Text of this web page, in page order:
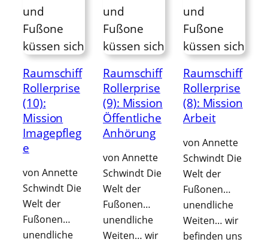
Raumschiff
Rollerprise
(10):
Mission
Imagepfleg
e
von Annette
Schwindt Die
Welt der
Fußonen…
unendliche
Raumschiff
Rollerprise
(9): Mission
Öffentliche
Anhörung
von Annette
Schwindt Die
Welt der
Fußonen…
unendliche
Weiten… wir
Raumschiff
Rollerprise
(8): Mission
Arbeit
von Annette
Schwindt Die
Welt der
Fußonen…
unendliche
Weiten… wir
befinden uns